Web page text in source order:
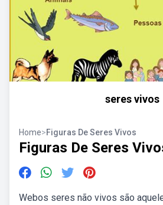
seres vivos
Home>Figuras De Seres Vivos
Figuras De Seres
Webos seres não vivos são